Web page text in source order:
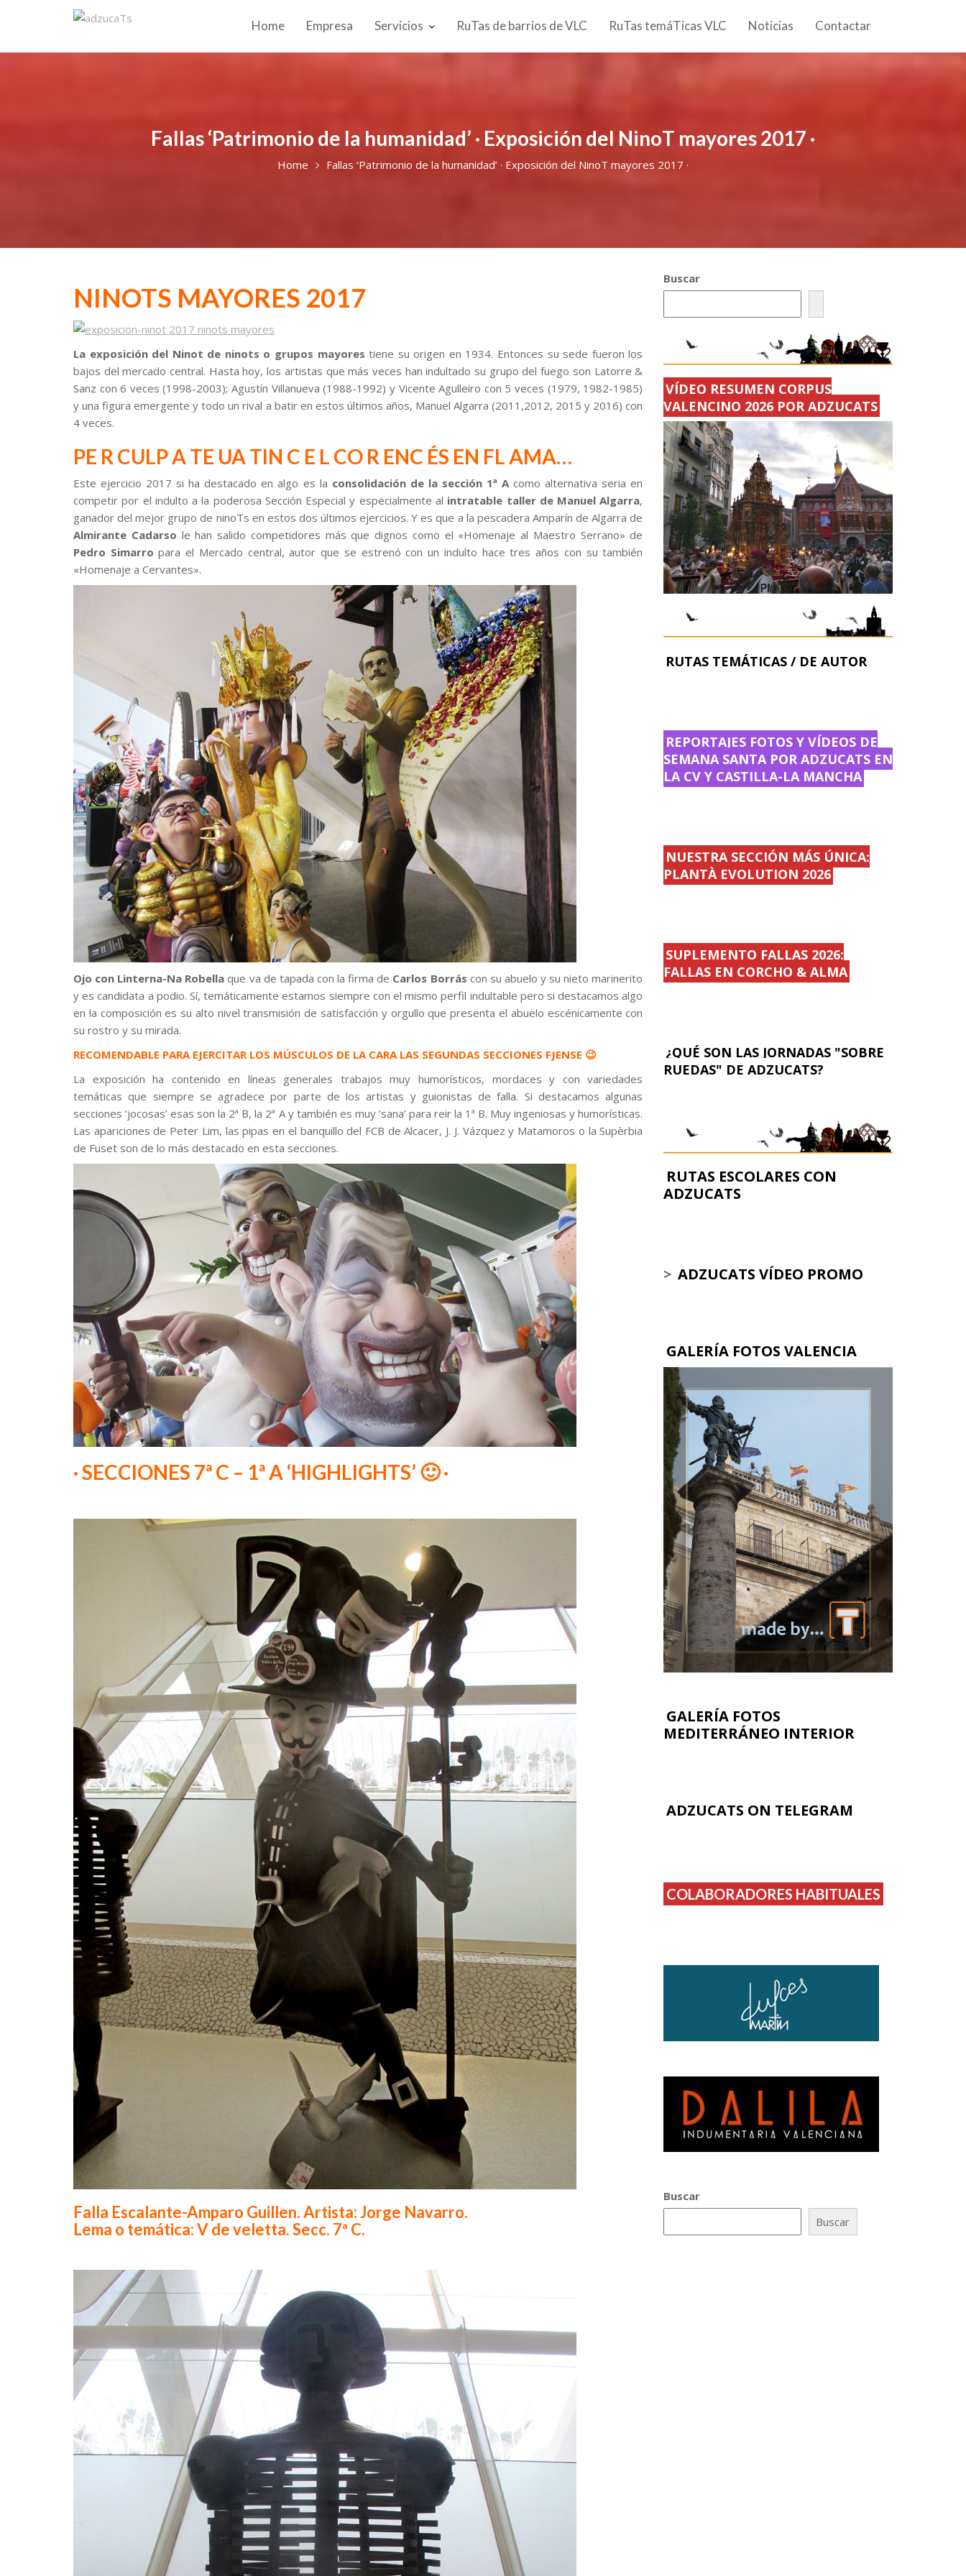
Home Empresa Servicios RuTas de barrios de VLC RuTas temáTicas VLC Noticias Contactar
Fallas ‘Patrimonio de la humanidad’ · Exposición del NinoT mayores 2017 ·
Home Fallas ‘Patrimonio de la humanidad’ · Exposición del NinoT mayores 2017 ·
NINOTS MAYORES 2017
La exposición del Ninot de ninots o grupos mayores tiene su origen en 1934. Entonces su sede fueron los
bajos del mercado central. Hasta hoy, los artistas que más veces han indultado su grupo del fuego son Latorre &
Sanz con 6 veces (1998-2003); Agustín Villanueva (1988-1992) y Vicente Agulleiro con 5 veces (1979, 1982-1985)
y una figura emergente y todo un rival a batir en estos últimos años, Manuel Algarra (2011,2012, 2015 y 2016) con
4 veces.
PE R CULP A TE UA TIN C E L CO R ENC ÉS EN FL AMA…
Este ejercicio 2017 si ha destacado en algo es la consolidación de la sección 1ª A como alternativa seria en
competir por el indulto a la poderosa Sección Especial y especialmente al intratable taller de Manuel Algarra,
ganador del mejor grupo de ninoTs en estos dos últimos ejercicios. Y es que a la pescadera Amparín de Algarra de
Almirante Cadarso le han salido competidores más que dignos como el «Homenaje al Maestro Serrano» de
Pedro Simarro para el Mercado central, autor que se estrenó con un indulto hace tres años con su también
«Homenaje a Cervantes».
Ojo con Linterna-Na Robella que va de tapada con la firma de Carlos Borrás con su abuelo y su nieto marinerito
y es candidata a podio. Sí, temáticamente estamos siempre con el mismo perfil indultable pero si destacamos algo
en la composición es su alto nivel transmisión de satisfacción y orgullo que presenta el abuelo escénicamente con
su rostro y su mirada.
RECOMENDABLE PARA EJERCITAR LOS MÚSCULOS DE LA CARA LAS SEGUNDAS SECCIONES FJENSE 😉
La exposición ha contenido en líneas generales trabajos muy humorísticos, mordaces y con variedades
temáticas que siempre se agradece por parte de los artistas y guionistas de falla. Si destacamos algunas
secciones ‘jocosas’ esas son la 2ª B, la 2ª A y también es muy ‘sana’ para reir la 1ª B. Muy ingeniosas y humorísticas.
Las apariciones de Peter Lim, las pipas en el banquillo del FCB de Alcacer, J. J. Vázquez y Matamoros o la Supèrbia
de Fuset son de lo más destacado en esta secciones.
· SECCIONES 7ª C – 1ª A ‘HIGHLIGHTS’ 🙂 ·
Falla Escalante-Amparo Guillen. Artista: Jorge Navarro.
Lema o temática: V de veletta. Secc. 7ª C.
Buscar
VÍDEO RESUMEN CORPUS
VALENCINO 2026 POR ADZUCATS
RUTAS TEMÁTICAS / DE AUTOR
REPORTAJES FOTOS Y VÍDEOS DE
SEMANA SANTA POR ADZUCATS EN
LA CV Y CASTILLA-LA MANCHA
NUESTRA SECCIÓN MÁS ÚNICA:
PLANTÀ EVOLUTION 2026
SUPLEMENTO FALLAS 2026:
FALLAS EN CORCHO & ALMA
¿QUÉ SON LAS JORNADAS "SOBRE
RUEDAS" DE ADZUCATS?
RUTAS ESCOLARES CON
ADZUCATS
> ADZUCATS VÍDEO PROMO
GALERÍA FOTOS VALENCIA
GALERÍA FOTOS
MEDITERRÁNEO INTERIOR
ADZUCATS ON TELEGRAM
COLABORADORES HABITUALES
Buscar
Buscar